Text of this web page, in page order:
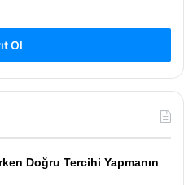
Ol
Doğru Tercihi Yapmanın